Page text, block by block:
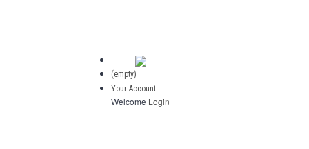
(empty)
Your Account
Welcome Login